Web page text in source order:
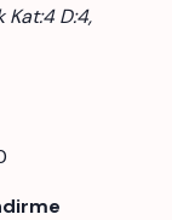
Kat:4 D:4,